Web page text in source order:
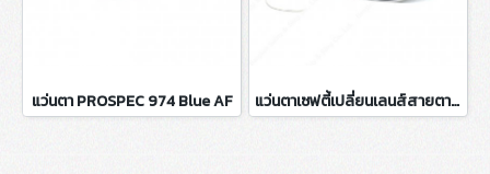
แว่นตา PROSPEC 974 Blue AF แว่นตาเซฟตี้เปลี่ยนเลนส์สายตา กรอบสีดำ P15011